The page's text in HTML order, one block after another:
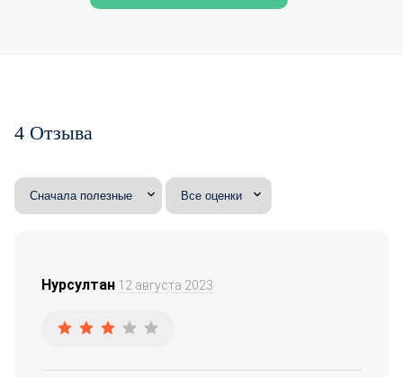
4 Отзыва
Нурсултан 12 августа 2023